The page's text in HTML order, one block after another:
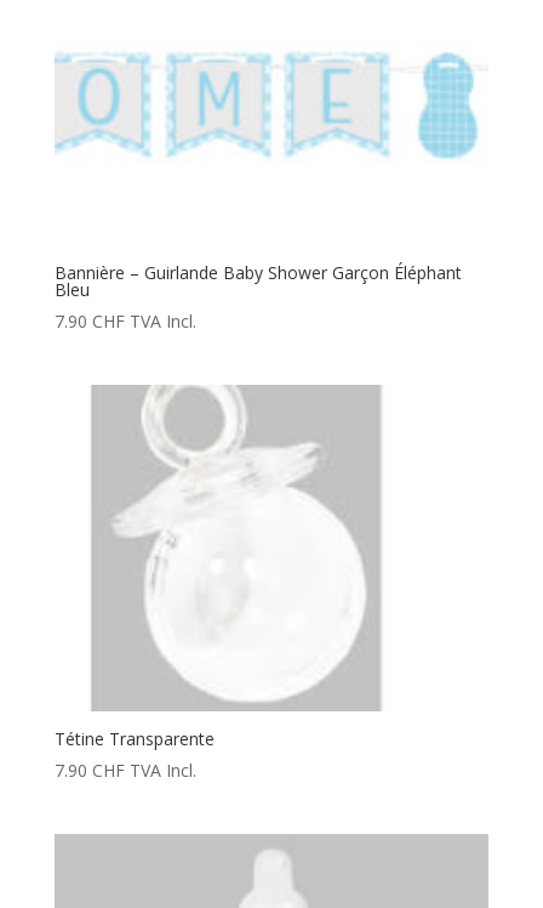
Bannière – Guirlande Baby Shower Garçon Éléphant
Bleu
7.90 CHF TVA Incl.
Tétine Transparente
7.90 CHF TVA Incl.